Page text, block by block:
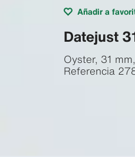
Añadir a
Datejust
Oyster, 31
Referencia